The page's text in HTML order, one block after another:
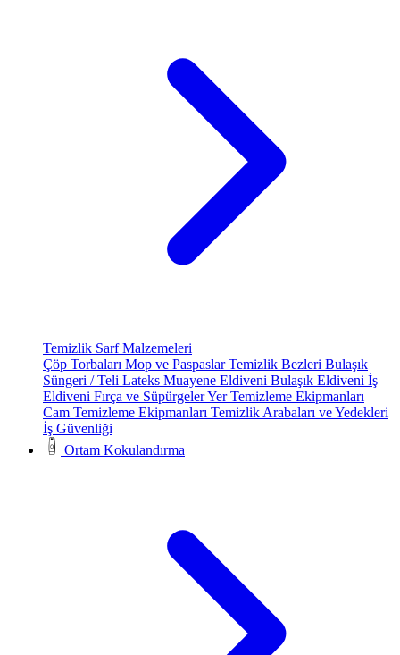
Temizlik Sarf Malzemeleri
Çöp Torbaları Mop ve PaspaslarTemizlik Bezleri Bulaşık
Süngeri / Teli Lateks Muayene Eldiveni Bulaşık Eldiveni İş
Eldiveni Fırça ve SüpürgelerYer Temizleme Ekipmanları
Cam Temizleme Ekipmanları Temizlik Arabaları ve Yedekleri
İş Güvenliği
Ortam Kokulandırma